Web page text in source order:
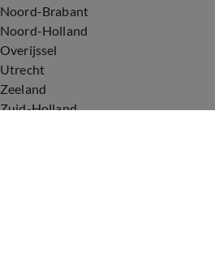
Noord-Brabant
Noord-Holland
Overijssel
Utrecht
Zeeland
Zuid-Holland